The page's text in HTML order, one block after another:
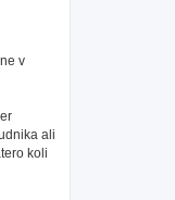
v
ali
koli